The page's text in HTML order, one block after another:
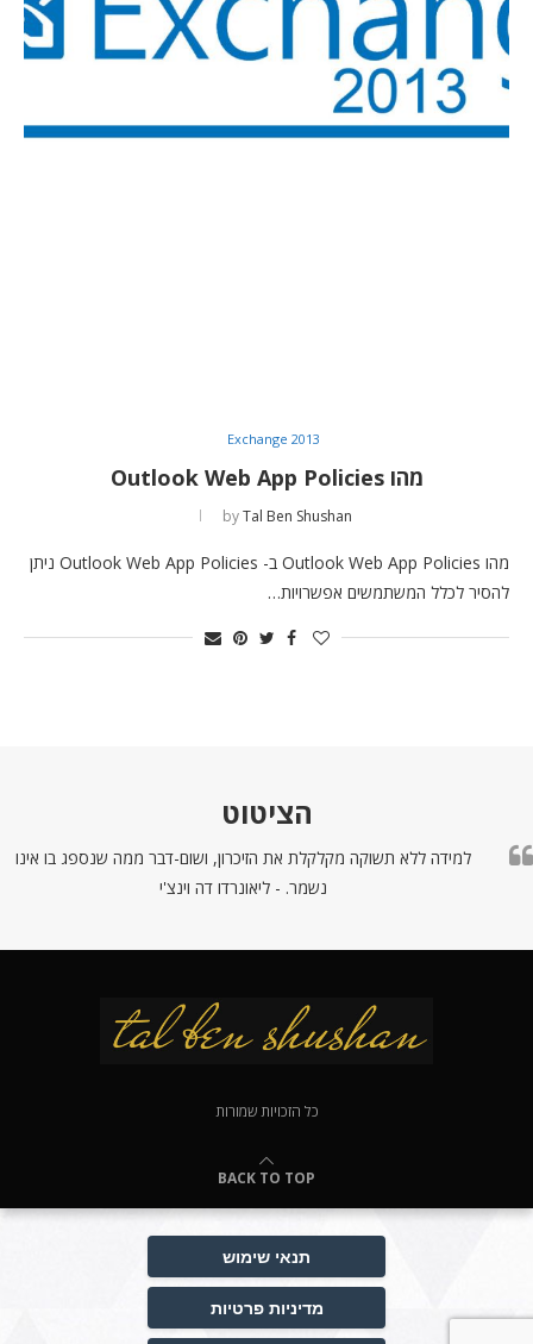
Exchange 2013
מהו Outlook Web App Policies
byTal Ben Shushan
מהו Outlook Web App Policies ב- Outlook Web App Policies ניתן
להסיר לכלל המשתמשים אפשרויות…
הציטוט
למידה ללא תשוקה מקלקלת את הזיכרון, ושום-דבר ממה שנספג בו אינו
נשמר. - ליאונרדו דה וינצ'י
כל הזכויות שמורות
BACK TO TOP
תנאי שימוש
מדיניות פרטיות